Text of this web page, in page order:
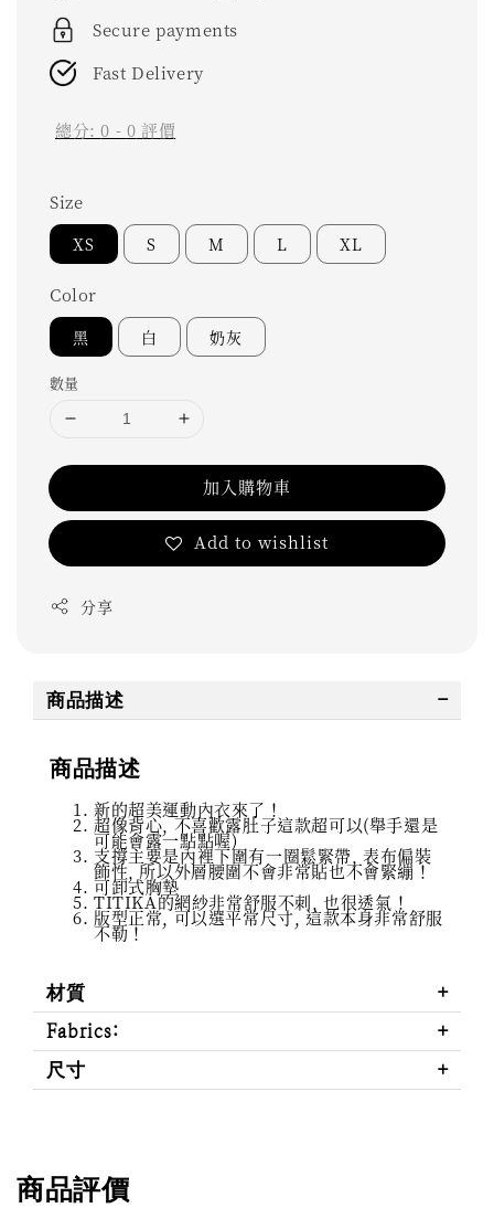
Secure payments
Fast Delivery
總分:0 - 0 評價
Size
XS S M L XL
Color
黑 白 奶灰
數量
加入購物車
Add to wishlist
分享
商品描述
商品描述
新的超美運動內衣來了！
超像背心, 不喜歡露肚子這款超可以(舉手還是
可能會露一點點喔)
支撐主要是內裡下圍有一圈鬆緊帶, 表布偏裝
飾性, 所以外層腰圍不會非常貼也不會緊繃！
可卸式胸墊
TITIKA的網紗非常舒服不刺, 也很透氣！
版型正常, 可以選平常尺寸, 這款本身非常舒服
不勒！
材質
Fabrics:
尺寸
商品評價